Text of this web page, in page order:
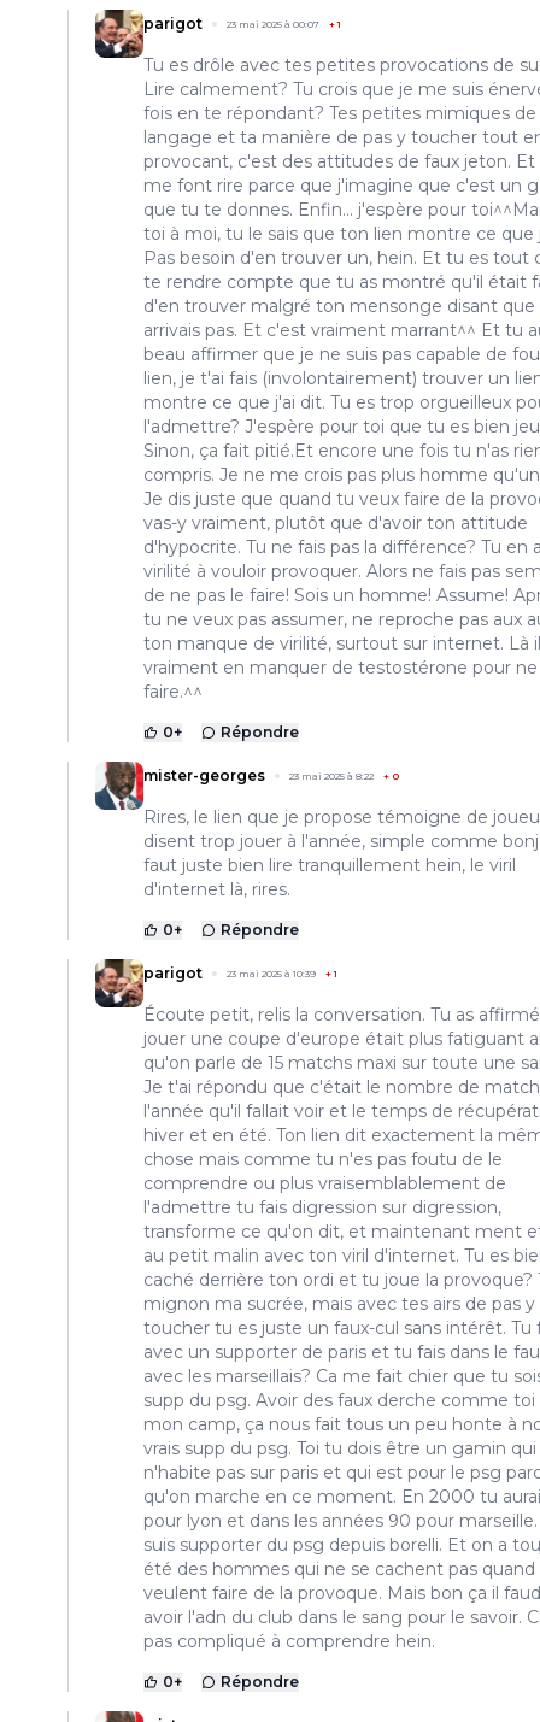
parigot 23 mai 2025 à 00:07 +1
Tu es drôle avec tes petites provocations de
Lire calmement? Tu crois que je me suis
fois en te répondant? Tes petites mimiques de
langage et ta manière de pas y toucher tout
provocant, c'est des attitudes de faux jeton. Et
me font rire parce que j'imagine que c'est un
que tu te donnes. Enfin... j'espère pour
toi à moi, tu le sais que ton lien montre ce que
Pas besoin d'en trouver un, hein. Et tu es tout
te rendre compte que tu as montré qu'il était
d'en trouver malgré ton mensonge disant
arrivais pas. Et c'est vraiment marrant^^ Et tu
beau affirmer que je ne suis pas capable de
lien, je t'ai fais (involontairement) trouver un
montre ce que j'ai dit. Tu es trop orgueilleux
l'admettre? J'espère pour toi que tu es bien
Sinon, ça fait pitié.Et encore une fois tu n'as
compris. Je ne me crois pas plus homme
Je dis juste que quand tu veux faire de la
vas-y vraiment, plutôt que d'avoir ton attitude
d'hypocrite. Tu ne fais pas la différence? Tu en
virilité à vouloir provoquer. Alors ne fais pas
de ne pas le faire! Sois un homme! Assume!
tu ne veux pas assumer, ne reproche pas aux
ton manque de virilité, surtout sur internet. Là
vraiment en manquer de testostérone pour ne
faire.^^
0+ Répondre
mister-georges 23 mai 2025 à 8:22 + 0
Rires, le lien que je propose témoigne de
disent trop jouer à l'année, simple comme
faut juste bien lire tranquillement hein, le viril
d'internet là, rires.
0+ Répondre
parigot 23 mai 2025 à 10:39 +1
Écoute petit, relis la conversation. Tu as
jouer une coupe d'europe était plus fatiguant
qu'on parle de 15 matchs maxi sur toute une
Je t'ai répondu que c'était le nombre de
l'année qu'il fallait voir et le temps de
hiver et en été. Ton lien dit exactement la
chose mais comme tu n'es pas foutu de le
comprendre ou plus vraisemblablement de
l'admettre tu fais digression sur digression,
transforme ce qu'on dit, et maintenant ment
au petit malin avec ton viril d'internet. Tu es
caché derrière ton ordi et tu joue la provoque?
mignon ma sucrée, mais avec tes airs de pas y
toucher tu es juste un faux-cul sans intérêt. Tu
avec un supporter de paris et tu fais dans le
avec les marseillais? Ca me fait chier que tu
supp du psg. Avoir des faux derche comme toi
mon camp, ça nous fait tous un peu honte à
vrais supp du psg. Toi tu dois être un gamin qui
n'habite pas sur paris et qui est pour le psg
qu'on marche en ce moment. En 2000 tu
pour lyon et dans les années 90 pour
suis supporter du psg depuis borelli. Et on a
été des hommes qui ne se cachent pas quand
veulent faire de la provoque. Mais bon ça il
avoir l'adn du club dans le sang pour le savoir.
pas compliqué à comprendre hein.
0+ Répondre